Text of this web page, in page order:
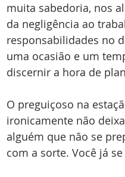
muita sabedoria, nos
da negligência ao
responsabilidades no
uma ocasião e um
discernir a hora de
O preguiçoso na
ironicamente não
alguém que não se
com a sorte. Você já